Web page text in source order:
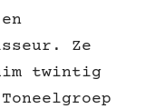
Ze
twintig